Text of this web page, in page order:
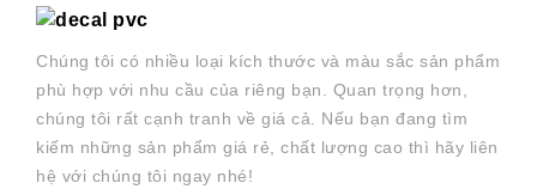
Chúng tôi có nhiều loại kích thước và màu sắc sản phẩm
phù hợp với nhu cầu của riêng bạn. Quan trọng hơn,
chúng tôi rất cạnh tranh về giá cả. Nếu bạn đang tìm
kiếm những sản phẩm giá rẻ, chất lượng cao thì hãy liên
hệ với chúng tôi ngay nhé!